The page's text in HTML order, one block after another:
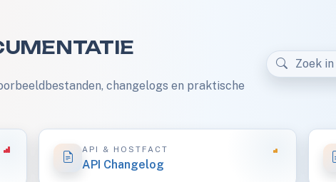
changelogs en praktische
API & HOSTFACT
API Changelog